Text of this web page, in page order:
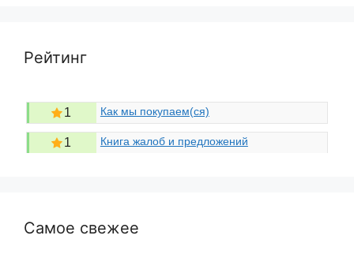
Рейтинг
1 Как мы покупаем(ся)
1 Книга жалоб и предложений
Самое свежее